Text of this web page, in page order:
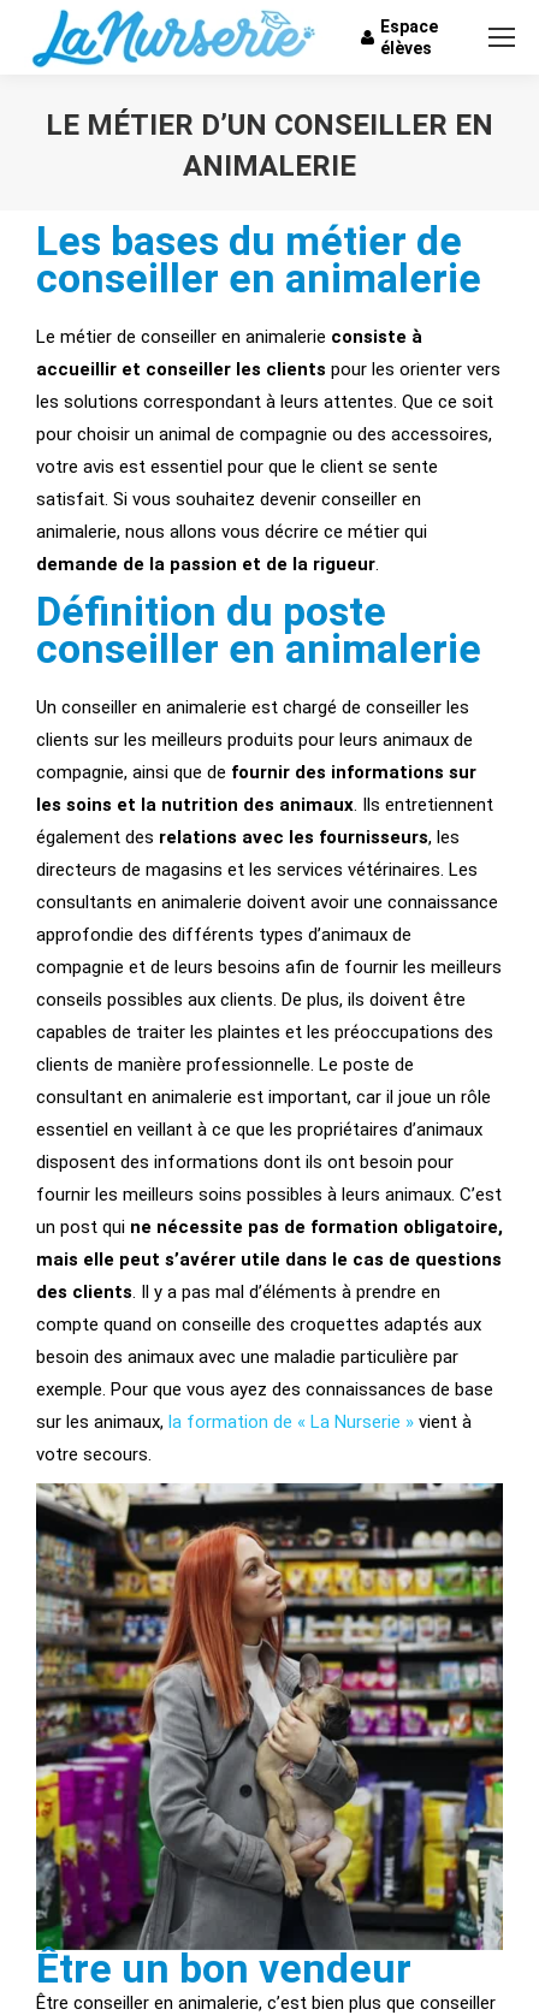
Espace
élèves
LE MÉTIER D’UN CONSEILLER EN
ANIMALERIE
Les bases du métier de
conseiller en animalerie
Le métier de conseiller en animalerie consiste à
accueillir et conseiller les clients pour les orienter vers
les solutions correspondant à leurs attentes. Que ce soit
pour choisir un animal de compagnie ou des accessoires,
votre avis est essentiel pour que le client se sente
satisfait. Si vous souhaitez devenir conseiller en
animalerie, nous allons vous décrire ce métier qui
demande de la passion et de la rigueur.
Définition du poste
conseiller en animalerie
Un conseiller en animalerie est chargé de conseiller les
clients sur les meilleurs produits pour leurs animaux de
compagnie, ainsi que de fournir des informations sur
les soins et la nutrition des animaux. Ils entretiennent
également des relations avec les fournisseurs, les
directeurs de magasins et les services vétérinaires. Les
consultants en animalerie doivent avoir une connaissance
approfondie des différents types d’animaux de
compagnie et de leurs besoins afin de fournir les meilleurs
conseils possibles aux clients. De plus, ils doivent être
capables de traiter les plaintes et les préoccupations des
clients de manière professionnelle. Le poste de
consultant en animalerie est important, car il joue un rôle
essentiel en veillant à ce que les propriétaires d’animaux
disposent des informations dont ils ont besoin pour
fournir les meilleurs soins possibles à leurs animaux. C’est
un post qui ne nécessite pas de formation obligatoire,
mais elle peut s’avérer utile dans le cas de questions
des clients. Il y a pas mal d’éléments à prendre en
compte quand on conseille des croquettes adaptés aux
besoin des animaux avec une maladie particulière par
exemple. Pour que vous ayez des connaissances de base
sur les animaux, la formation de « La Nurserie » vient à
votre secours.
Être un bon vendeur
Être conseiller en animalerie, c’est bien plus que conseiller